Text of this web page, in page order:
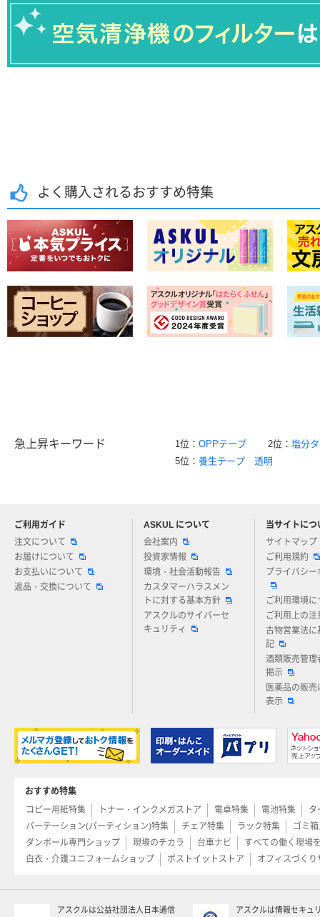
よく購入されるおすすめ特集
急上昇キーワード 1位： OPPテープ 2位： 塩分
5位： 養生テープ 透明
ご利用ガイド
注文について
お届けについて
お支払いについて
返品・交換について
ASKUL について
会社案内
投資家情報
環境・社会活動報告
カスタマーハラスメン
トに対する基本方針
アスクルのサイバーセ
キュリティ
当サイトにつ
サイトマップ
ご利用規約
プライバシー
ご利用環境に
ご利用上の注
古物営業法に
記
酒類販売管理
掲示
医薬品の販売
表示
アスクルについてお気軽にご質問ください
おすすめ特集
コピー用紙特集
トナー・インクメガストア 電卓特集 電池特集
タ
パーテーション(パーティション)特集
チェア特集 ラック特集
ゴミ
ダンボール専門ショップ
現場のチカラ 台車ナビ
すべての働く現場
白衣・介護ユニフォームショップ
ポストイットストア オフィスづくり
アスクルは公益社団法人日本通信
アスクルは情報セキュ